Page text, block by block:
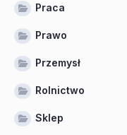
Praca
Prawo
Przemysł
Rolnictwo
Sklep